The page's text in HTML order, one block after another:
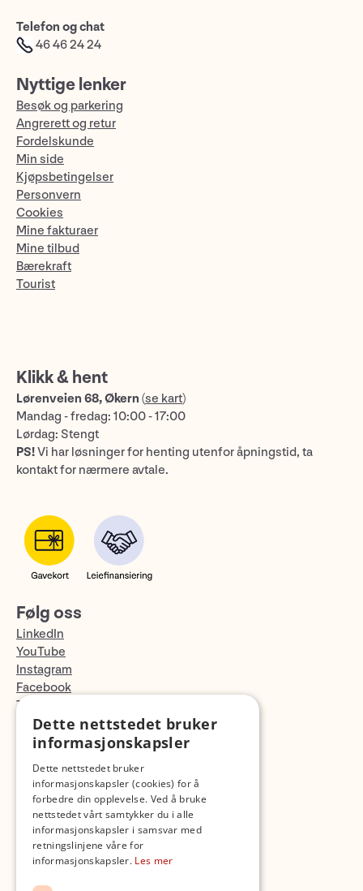
Telefon og chat
46 46 24 24
Nyttige lenker
Besøk og parkering
Angrerett og retur
Fordelskunde
Min side
Kjøpsbetingelser
Personvern
Cookies
Mine fakturaer
Mine tilbud
Bærekraft
Tourist
Klikk & hent
Lørenveien 68, Økern (se kart)
Mandag - fredag: 10:00 - 17:00
Lørdag: Stengt
PS!Vi har løsninger for henting utenfor åpningstid, ta
kontakt for nærmere avtale.
Følg oss
LinkedIn
YouTube
Instagram
Facebook
TikTok
Fotopodden
Dette nettstedet bruker
informasjonskapsler
Dette nettstedet bruker
informasjonskapsler (cookies) for å
forbedre din opplevelse. Ved å bruke
nettstedet vårt samtykker du i alle
informasjonskapsler i samsvar med
retningslinjene våre for
informasjonskapsler. Les mer